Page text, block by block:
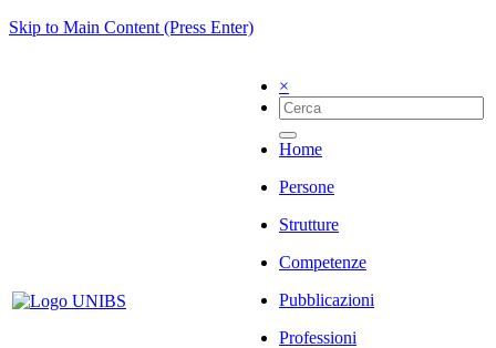
Skip to Main Content (Press Enter)
×
Home
Persone
Strutture
Competenze
Pubblicazioni
Professioni